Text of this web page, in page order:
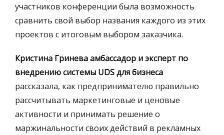
участников конференции была возможность
сравнить свой выбор названия каждого из этих
проектов с итоговым выбором заказчика.
Кристина Гринева амбассадор и эксперт по
внедрению системы UDS для бизнеса
рассказала, как предпринимателю правильно
рассчитывать маркетинговые и ценовые
активности и принимать решение о
маржинальности своих действий в рекламных